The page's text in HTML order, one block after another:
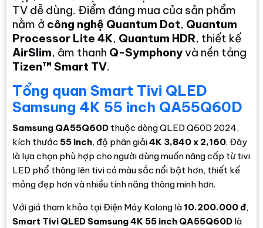
TV dễ dùng. Điểm đáng mua của sản phẩm
nằm ở công nghệ Quantum Dot, Quantum
Processor Lite 4K, Quantum HDR, thiết kế
AirSlim, âm thanh Q-Symphonyvà nền tảng
Tizen™ Smart TV.
Tổng quan Smart Tivi QLED
Samsung 4K 55 inch QA55Q60D
Samsung QA55Q60D thuộc dòng QLED Q60D 2024,
kích thước 55 inch, độ phân giải4K 3,840 x 2,160. Đây
là lựa chọn phù hợp cho người dùng muốn nâng cấp từ tivi
LED phổ thông lên tivi có màu sắc nổi bật hơn, thiết kế
mỏng đẹp hơn và nhiều tính năng thông minh hơn.
Với giá tham khảo tại Điện Máy Kalong là10.200.000 đ,
Smart Tivi QLED Samsung 4K 55 inch QA55Q60D là